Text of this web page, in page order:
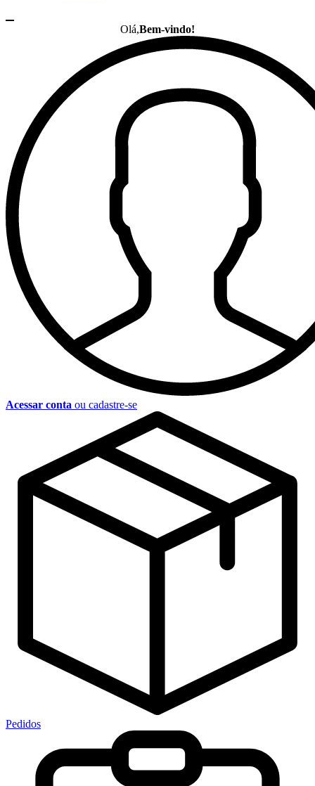
Olá,Bem-vindo!
Acessar conta ou cadastre-se
Pedidos